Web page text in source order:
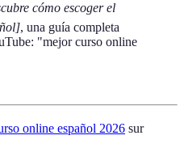
cómo escoger el
, una guía completa
"mejor curso online
online español 2026 sur